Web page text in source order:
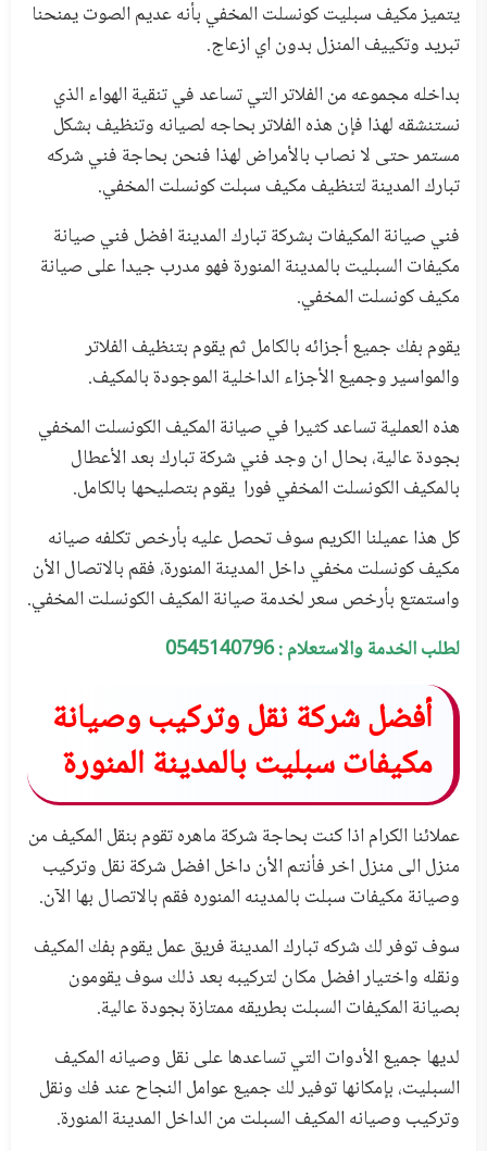
يتميز مكيف سبليت كونسلت المخفي بأنه عديم الصوت يمنحنا
تبريد وتكييف المنزل بدون اي ازعاج.
بداخله مجموعه من الفلاتر التي تساعد في تنقية الهواء الذي
نستنشقه لهذا فإن هذه الفلاتر بحاجه لصيانه وتنظيف بشكل
مستمر حتى لا نصاب بالأمراض لهذا فنحن بحاجة فني شركه
تبارك المدينة لتنظيف مكيف سبلت كونسلت المخفي.
فني صيانة المكيفات بشركة تبارك المدينة افضل فني صيانة
مكيفات السبليت بالمدينة المنورة فهو مدرب جيدا على صيانة
مكيف كونسلت المخفي.
يقوم بفك جميع أجزائه بالكامل ثم يقوم بتنظيف الفلاتر
والمواسير وجميع الأجزاء الداخلية الموجودة بالمكيف.
هذه العملية تساعد كثيرا في صيانة المكيف الكونسلت المخفي
بجودة عالية، بحال ان وجد فني شركة تبارك بعد الأعطال
بالمكيف الكونسلت المخفي فورا يقوم بتصليحها بالكامل.
كل هذا عميلنا الكريم سوف تحصل عليه بأرخص تكلفه صيانه
مكيف كونسلت مخفي داخل المدينة المنورة، فقم بالاتصال الأن
واستمتع بأرخص سعر لخدمة صيانة المكيف الكونسلت المخفي.
لطلب الخدمة والاستعلام : 0545140796
أفضل شركة نقل وتركيب وصيانة
مكيفات سبليت بالمدينة المنورة
عملائنا الكرام اذا كنت بحاجة شركة ماهره تقوم بنقل المكيف من
منزل الى منزل اخر فأنتم الأن داخل افضل شركة نقل وتركيب
وصيانة مكيفات سبلت بالمدينه المنوره فقم بالاتصال بها الآن.
سوف توفر لك شركه تبارك المدينة فريق عمل يقوم بفك المكيف
ونقله واختيار افضل مكان لتركيبه بعد ذلك سوف يقومون
بصيانة المكيفات السبلت بطريقه ممتازة بجودة عالية.
لديها جميع الأدوات التي تساعدها على نقل وصيانه المكيف
السبليت، بإمكانها توفير لك جميع عوامل النجاح عند فك ونقل
وتركيب وصيانه المكيف السبلت من الداخل المدينة المنورة.